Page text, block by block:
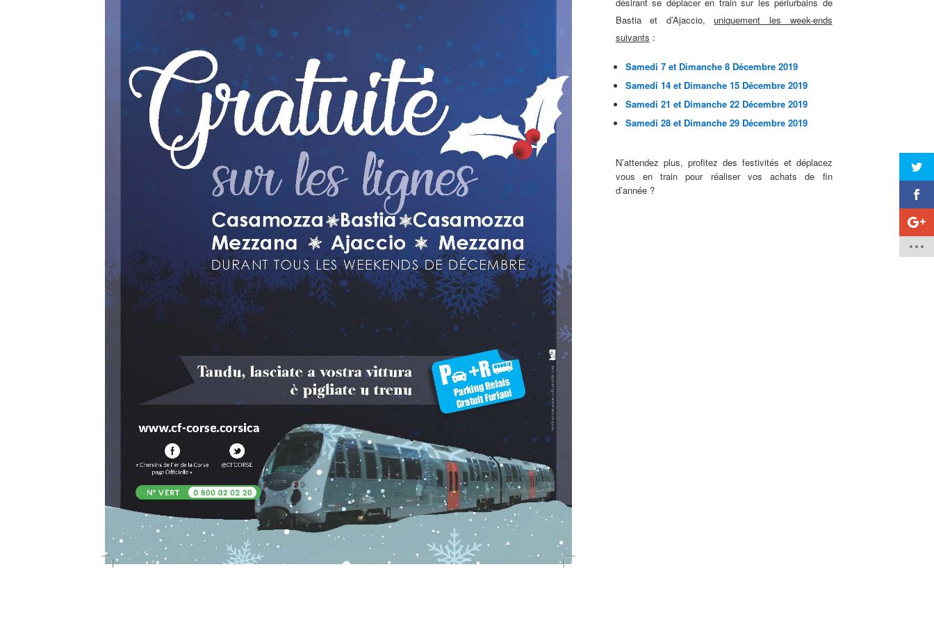
Bastia et d’Ajaccio,uniquement les week-ends
suivants :
Samedi 7 et Dimanche 8 Décembre 2019
Samedi 14 et Dimanche 15 Décembre 2019
Samedi 21 et Dimanche 22 Décembre 2019
Samedi 28 et Dimanche 29 Décembre 2019
N’attendez plus, profitez des festivités et déplacez
vous en train pour réaliser vos achats de fin
d’année ?